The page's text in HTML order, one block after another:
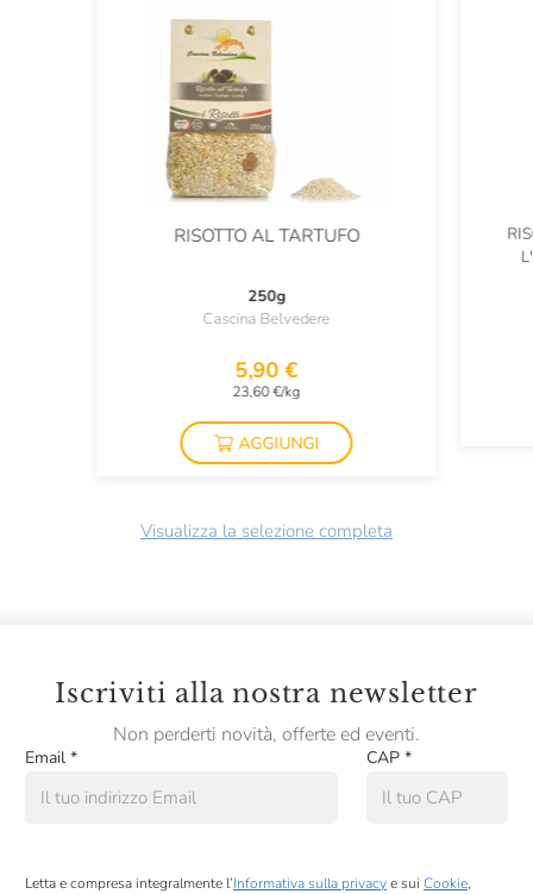
RISOTTO AL TARTUFO
250g
Cascina Belvedere
5,90 €
23,60 €/kg
AGGIUNGI
Visualizza la selezione completa
Iscriviti alla nostra newsletter
Non perderti novità, offerte ed eventi.
Email * CAP *
Letta e compresa integralmente l’Informativa sulla privacye sui Cookie,